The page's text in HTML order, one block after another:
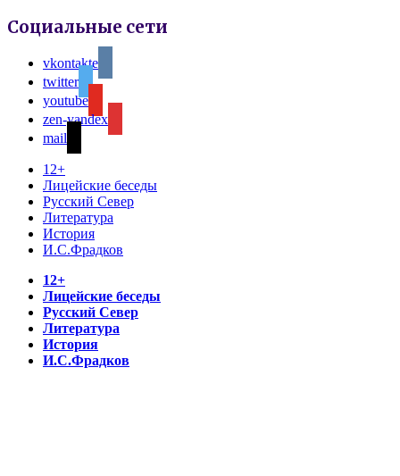
Социальные сети
vkontakte
twitter
youtube
zen-yandex
mail
12+
Лицейские беседы
Русский Север
Литература
История
И.С.Фрадков
12+
Лицейские беседы
Русский Север
Литература
История
И.С.Фрадков